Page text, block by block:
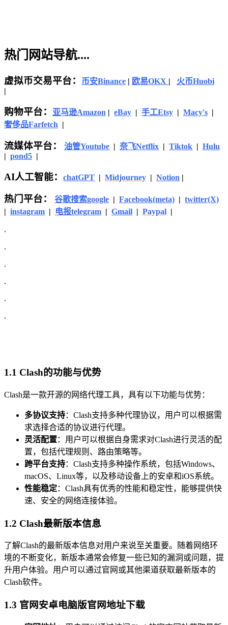
热门网站导航....
虚拟币交易平台： 币安Binance | 欧易OKX | 火币Huobi
|
购物平台： 亚马逊Amazon | eBay | 手工Etsy | Macy's |
奢侈品Farfetch |
流媒体平台： 油管Youtube | 奈飞Netflix | Tiktok | Hulu
| pond5 |
AI人工智能： chatGPT | Midjourney | Notion |
热门平台： 谷歌搜索google | Facebook(meta) | twitter(X)
| instagram | 电报telegram | Gmail | Paypal |
.
.
.
.
.
.
1.1 Clash的功能与优势
Clash是一款开源的网络代理工具，具有以下功能与优势：
多协议支持：Clash支持多种代理协议，用户可以根据需
求选择合适的协议进行代理。
灵活配置：用户可以根据自身需求对Clash进行灵活的配
置，包括代理规则、路由策略等。
跨平台支持：Clash支持多种操作系统，包括Windows、
macOS、Linux等，以及移动设备上的安卓和iOS系统。
性能稳定：Clash具有优秀的性能和稳定性，能够提供快
速、安全的网络连接体验。
1.2 Clash最新版本信息
了解Clash的最新版本信息对用户来说至关重要。随着网络环
境的不断变化，新版本通常会修复一些已知的漏洞或问题，提
升用户体验。用户可以通过官网或其他渠道获取最新版本的
Clash软件。
1.3 官网安卓电脑版官网地址下载